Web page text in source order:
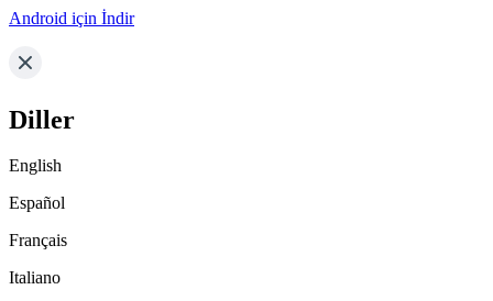
Android için İndir
Diller
English
Español
Français
Italiano